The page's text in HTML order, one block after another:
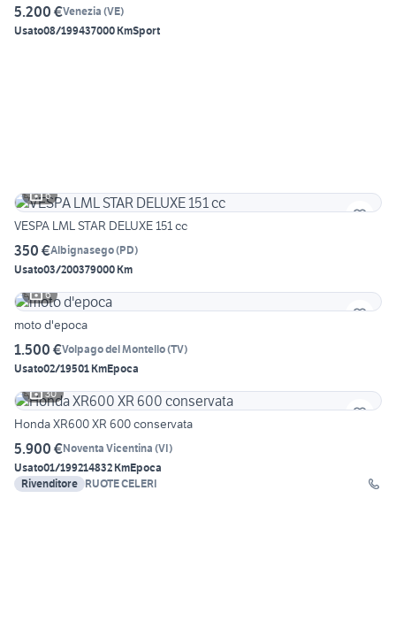
5.200 €Venezia (VE)
Usato08/199437000 KmSport
6
VESPA LML STAR DELUXE 151 cc
350 €Albignasego(PD)
Usato03/200379000 Km
6
moto d'epoca
1.500 €Volpago del Montello(TV)
Usato02/19501 KmEpoca
30
Honda XR600 XR 600 conservata
5.900 €Noventa Vicentina (VI)
Usato01/199214832 KmEpoca
Rivenditore RUOTE CELERI